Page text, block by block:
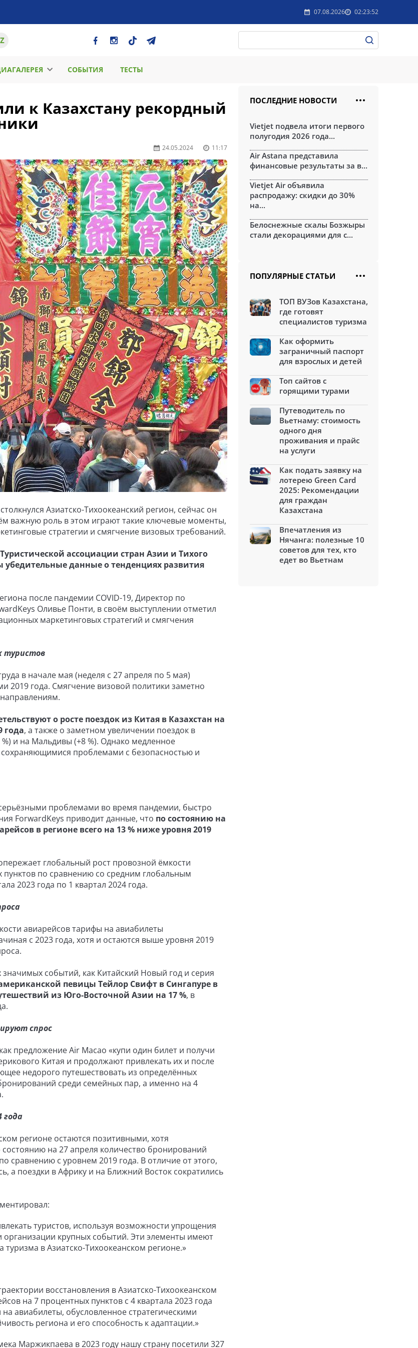
07.08.2026 02:23:52
СОБЫТИЯ ТЕСТЫ
к Казахстану рекордный
24.05.2024 11:17
Азиатско-Тихоокеанский регион, сейчас он
важную роль в этом играют такие ключевые моменты,
стратегии и смягчение визовых требований.
ассоциации стран Азии и Тихого
убедительные данные о тенденциях развития
после пандемии COVID-19, Директор по
Оливье Понти, в своём выступлении отметил
маркетинговых стратегий и смягчения
туристов
в начале мая (неделя с 27 апреля по 5 мая)
2019 года. Смягчение визовой политики заметно
о росте поездок из Китая в Казахстан на
года, а также о заметном увеличении поездок в
и на Мальдивы (+8 %). Однако медленное
сохраняющимися проблемами с безопасностью и
проблемами во время пандемии, быстро
ForwardKeys приводит данные, что по состоянию на
в регионе всего на 13 % ниже уровня 2019
глобальный рост провозной ёмкости
пунктов по сравнению со средним глобальным
2023 года по 1 квартал 2024 года.
авиарейсов тарифы на авиабилеты
с 2023 года, хотя и остаются выше уровня 2019
событий, как Китайский Новый год и серия
певицы Тейлор Свифт в Сингапуре в
из Юго-Восточной Азии на 17 %, в
спрос
предложение Air Macao «купи один билет и получи
Китая и продолжают привлекать их и после
недорого путешествовать из определённых
среди семейных пар, а именно на 4
года
регионе остаются позитивными, хотя
на 27 апреля количество бронирований
сравнению с уровнем 2019 года. В отличие от этого,
а поездки в Африку и на Ближний Восток сократились
туристов, используя возможности упрощения
организации крупных событий. Эти элементы имеют
в Азиатско-Тихоокеанском регионе.»
восстановления в Азиатско-Тихоокеанском
на 7 процентных пунктов с 4 квартала 2023 года
авиабилеты, обусловленное стратегическими
региона и его способность к адаптации.»
Маржикпаева в 2023 году нашу страну посетили 327
ПОСЛЕДНИЕ НОВОСТИ
Vietjet подвела итоги первого
полугодия 2026 года...
Air Astana представила
финансовые результаты за в...
Vietjet Air объявила
распродажу: скидки до 30%
на...
Белоснежные скалы Бозжыры
стали декорациями для с...
ПОПУЛЯРНЫЕ СТАТЬИ
ТОП ВУЗов Казахстана,
где готовят
специалистов туризма
Как оформить
заграничный паспорт
для взрослых и детей
Топ сайтов с
горящими турами
Путеводитель по
Вьетнаму: стоимость
одного дня
проживания и прайс
на услуги
Как подать заявку на
лотерею Green Card
2025: Рекомендации
для граждан
Казахстана
Впечатления из
Нячанга: полезные 10
советов для тех, кто
едет во Вьетнам